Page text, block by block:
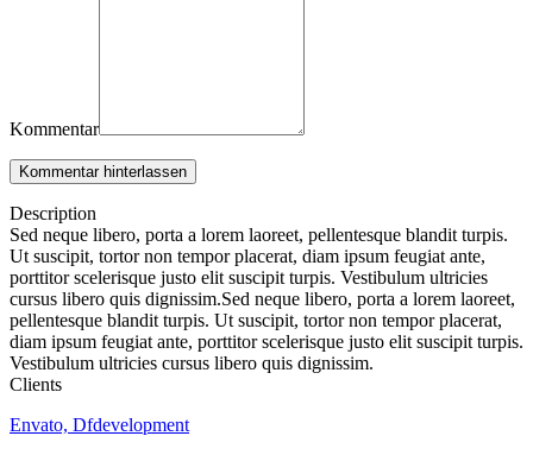
Kommentar
Kommentar hinterlassen
Description
Sed neque libero, porta a lorem laoreet, pellentesque blandit turpis.
Ut suscipit, tortor non tempor placerat, diam ipsum feugiat ante,
porttitor scelerisque justo elit suscipit turpis. Vestibulum ultricies
cursus libero quis dignissim.Sed neque libero, porta a lorem laoreet,
pellentesque blandit turpis. Ut suscipit, tortor non tempor placerat,
diam ipsum feugiat ante, porttitor scelerisque justo elit suscipit turpis.
Vestibulum ultricies cursus libero quis dignissim.
Clients
Envato, Dfdevelopment